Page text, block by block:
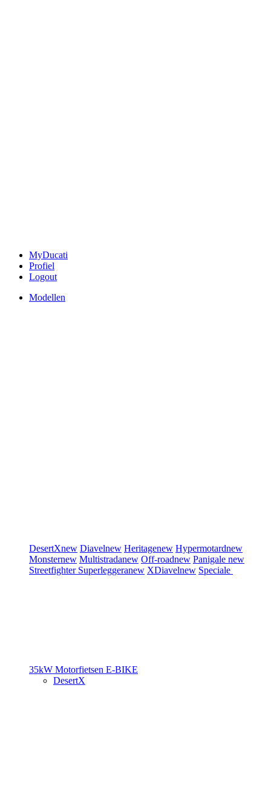
MyDucati
Profiel
Logout
Modellen
DesertXnew Diavelnew Heritagenew Hypermotardnew
Monsternew Multistradanew Off-roadnew Panigale new
Streetfighter Superleggeranew XDiavelnew Speciale
35kW Motorfietsen E-BIKE
DesertX